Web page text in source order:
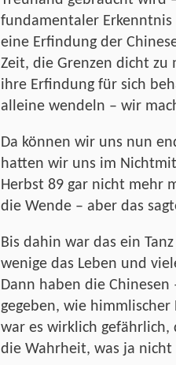
fundamentaler
eine Erfindung der
Zeit, die Grenzen dicht zu
ihre Erfindung für sich
alleine wendeln – wir
Da können wir uns nun
hatten wir uns im
Herbst 89 gar nicht mehr
die Wende – aber das
Bis dahin war das ein
wenige das Leben und
Dann haben die
gegeben, wie himmlischer
war es wirklich gefährlich,
die Wahrheit, was ja